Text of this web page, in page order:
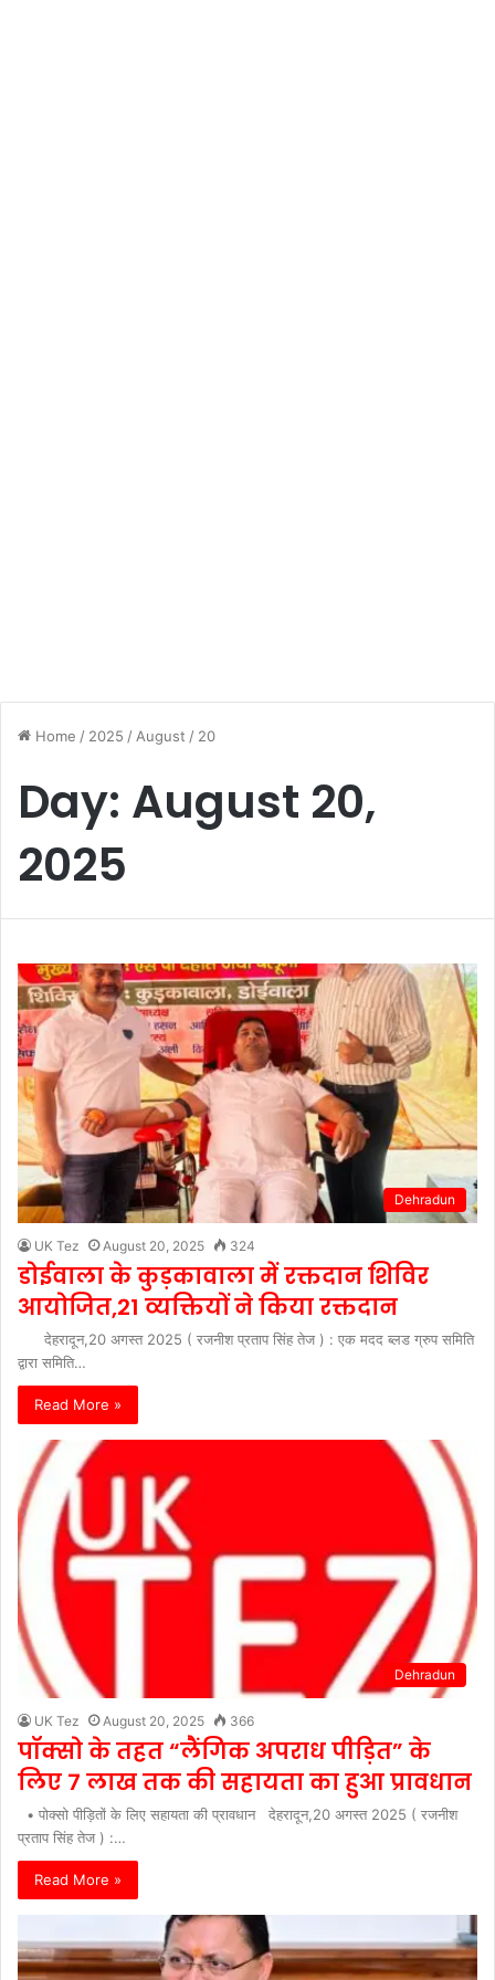
Home / 2025 / August / 20
Day: August 20,
2025
Dehradun
UK Tez August 20, 2025 324
डोईवाला के कुड़कावाला में रक्तदान शिविर
आयोजित,21 व्यक्तियों ने किया रक्तदान
देहरादून,20 अगस्त 2025 ( रजनीश प्रताप सिंह तेज ) : एक मदद ब्लड ग्रुप समिति
द्वारा समिति…
Read More »
Dehradun
UK Tez August 20, 2025 366
पॉक्सो के तहत “लैंगिक अपराध पीड़ित” के
लिए 7 लाख तक की सहायता का हुआ प्रावधान
• पोक्सो पीड़ितों के लिए सहायता की प्रावधान देहरादून,20 अगस्त 2025 ( रजनीश
प्रताप सिंह तेज ) :…
Read More »